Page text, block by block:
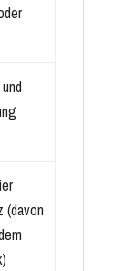
(davon